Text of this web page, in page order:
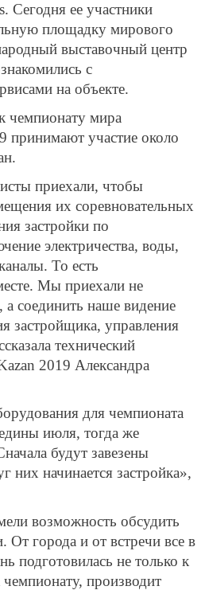
Сегодня ее участники
площадку мирового
выставочный центр
с
на объекте.
чемпионату мира
принимают участие около
приехали, чтобы
их соревновательных
застройки по
электричества, воды,
То есть
Мы приехали не
а соединить наше видение
застройщика, управления
технический
2019 Александра
для чемпионата
июля, тогда же
будут завезены
них начинается застройка»,
возможность обсудить
От города и от встречи все в
подготовилась не только к
производит